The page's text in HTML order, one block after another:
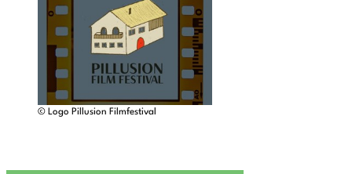
© Logo Pillusion Filmfestival